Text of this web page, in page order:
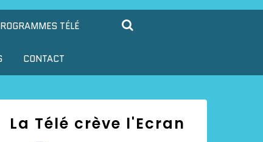
TÉLÉ
CONTACT
La Télé crève l'Ecran